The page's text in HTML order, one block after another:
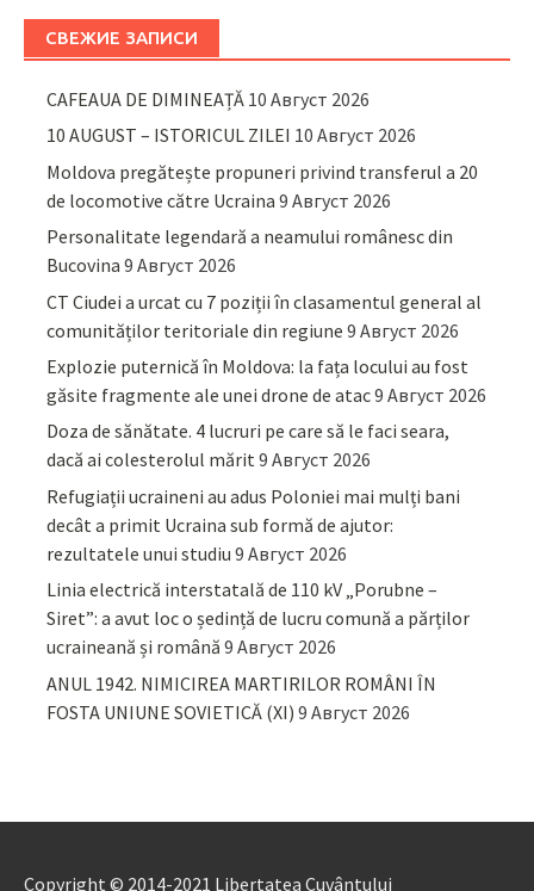
СВЕЖИЕ ЗАПИСИ
CAFEAUA DE DIMINEAȚĂ 10 Август 2026
10 AUGUST – ISTORICUL ZILEI 10 Август 2026
Moldova pregătește propuneri privind transferul a 20
de locomotive către Ucraina 9 Август 2026
Personalitate legendară a neamului românesc din
Bucovina 9 Август 2026
CT Ciudei a urcat cu 7 poziții în clasamentul general al
comunităților teritoriale din regiune 9 Август 2026
Explozie puternică în Moldova: la fața locului au fost
găsite fragmente ale unei drone de atac9 Август 2026
Doza de sănătate. 4 lucruri pe care să le faci seara,
dacă ai colesterolul mărit9 Август 2026
Refugiații ucraineni au adus Poloniei mai mulți bani
decât a primit Ucraina sub formă de ajutor:
rezultatele unui studiu 9 Август 2026
Linia electrică interstatală de 110 kV „Porubne –
Siret”: a avut loc o ședință de lucru comună a părților
ucraineană și română 9 Август 2026
ANUL 1942. NIMICIREA MARTIRILOR ROMÂNI ÎN
FOSTA UNIUNE SOVIETICĂ (XI) 9 Август 2026
Copyright © 2014-2021 Libertatea Cuvântului